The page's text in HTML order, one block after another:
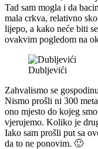
Tad sam mogla i da
mala crkva, relativno
lijepo, a kako neće biti
ovakvim pogledom na
Dubljevići
Zahvalismo se
Nismo prošli ni 300
ono mjesto do kojeg
vjerujemo. Koliko je
Iako sam prošli put sa
da to ne ponovim. 🙂